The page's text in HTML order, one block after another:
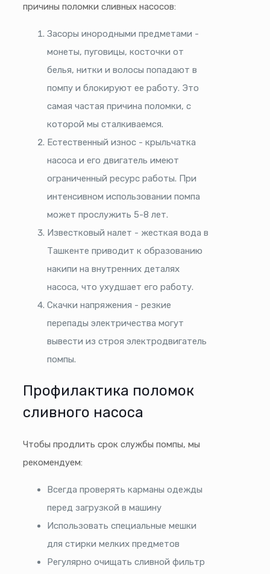
причины поломки сливных насосов:
Засоры инородными предметами -
монеты, пуговицы, косточки от
белья, нитки и волосы попадают в
помпу и блокируют ее работу. Это
самая частая причина поломки, с
которой мы сталкиваемся.
Естественный износ - крыльчатка
насоса и его двигатель имеют
ограниченный ресурс работы. При
интенсивном использовании помпа
может прослужить 5-8 лет.
Известковый налет - жесткая вода в
Ташкенте приводит к образованию
накипи на внутренних деталях
насоса, что ухудшает его работу.
Скачки напряжения - резкие
перепады электричества могут
вывести из строя электродвигатель
помпы.
Профилактика поломок
сливного насоса
Чтобы продлить срок службы помпы, мы
рекомендуем:
Всегда проверять карманы одежды
перед загрузкой в машину
Использовать специальные мешки
для стирки мелких предметов
Регулярно очищать сливной фильтр